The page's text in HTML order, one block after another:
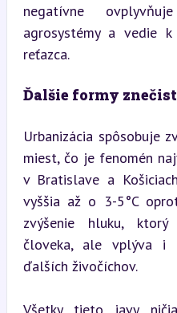
negatívne
agrosystémy a vedie k
reťazca.
Ďalšie formy
Urbanizácia spôsobuje
miest, čo je fenomén
v Bratislave a
vyššia až o 3-5°C
zvýšenie hluku,
človeka, ale vplýva i
ďalších živočíchov.